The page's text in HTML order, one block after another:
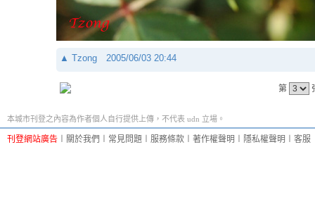
▲ Tzong 2005/06/03 20:44
第
本城市刊登之內容為作者個人自行提供上傳，不代表 udn 立場。
刊登網站廣告 關於我們 常見問題 服務條款 著作權聲明 隱私權聲明 客服